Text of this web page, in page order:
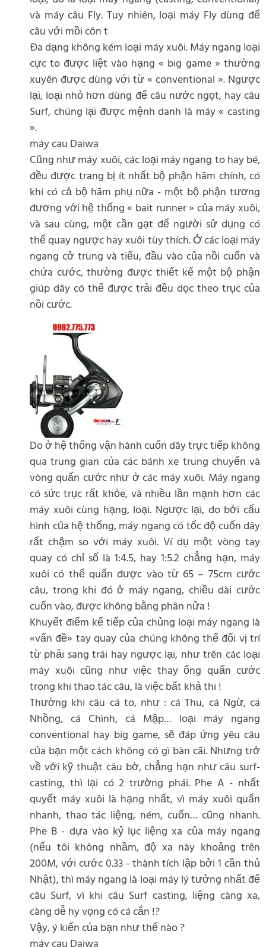
và máy câu Fly. Tuy nhiên, loại máy Fly dùng để
câu với mồi côn t
Đa dạng không kém loại máy xuôi. Máy ngang loại
cực to được liệt vào hạng « big game » thường
xuyên được dùng với từ « conventional ». Ngược
lại, loại nhỏ hơn dùng để câu nước ngọt, hay câu
Surf, chúng lại được mệnh danh là máy « casting
».
máy cau Daiwa
Cũng như máy xuôi, các loại máy ngang to hay bé,
đều được trang bị ít nhất bộ phận hãm chính, có
khi có cả bộ hãm phụ nữa - một bộ phận tương
đương với hệ thống « bait runner » của máy xuôi,
và sau cùng, một cần gạt để người sử dụng có
thể quay ngược hay xuôi tùy thích. Ở các loại máy
ngang cở trung và tiểu, đầu vào của nồi cuốn và
chứa cước, thường được thiết kế một bộ phận
giúp dây có thể được trải đều dọc theo trục của
nồi cước.
Do ở hệ thống vận hành cuốn dây trực tiếp không
qua trung gian của các bánh xe trung chuyển và
vòng quấn cước như ở các máy xuôi. Máy ngang
có sức trục rất khỏe, và nhiều lần mạnh hơn các
máy xuôi cùng hạng, loại. Ngược lại, do bởi cấu
hình của hệ thống, máy ngang có tốc độ cuốn dây
rất chậm so với máy xuôi. Ví dụ một vòng tay
quay có chỉ số là 1:4.5, hay 1:5.2 chẳng hạn, máy
xuôi có thể quấn được vào từ 65 – 75cm cước
câu, trong khi đó ở máy ngang, chiều dài cước
cuốn vào, được không bằng phân nửa !
Khuyết điểm kế tiếp của chủng loại máy ngang là
«vấn đề» tay quay của chúng không thể đổi vị trí
từ phải sang trái hay ngược lại, như trên các loại
máy xuôi cũng như việc thay ống quấn cước
trong khi thao tác câu, là việc bất khả thi !
Thường khi câu cá to, như : cá Thu, cá Ngừ, cá
Nhồng, cá Chình, cá Mập… loại máy ngang
conventional hay big game, sẽ đáp ứng yêu câu
của bạn một cách không có gì bàn cãi. Nhưng trở
về với kỹ thuật câu bờ, chẳng hạn như câu surf-
casting, thì lại có 2 trường phái. Phe A - nhất
quyết máy xuôi là hạng nhất, vì máy xuôi quấn
nhanh, thao tác liệng, ném, cuốn… cũng nhanh.
Phe B - dựa vào kỷ lục liệng xa của máy ngang
(nếu tôi không nhầm, độ xa này khoảng trên
200M, với cước 0.33 - thành tích lập bởi 1 cần thủ
Nhật), thì máy ngang là loại máy lý tưởng nhất để
câu Surf, vì khi câu Surf casting, liệng càng xa,
càng dễ hy vọng có cá cắn !?
Vậy, ý kiến của bạn như thế nào ?